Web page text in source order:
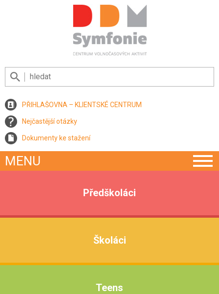
PŘIHLAŠOVNA – KLIENTSKÉ CENTRUM
Nejčastější otázky
Dokumenty ke stažení
MENU
Předškoláci
Školáci
Teens